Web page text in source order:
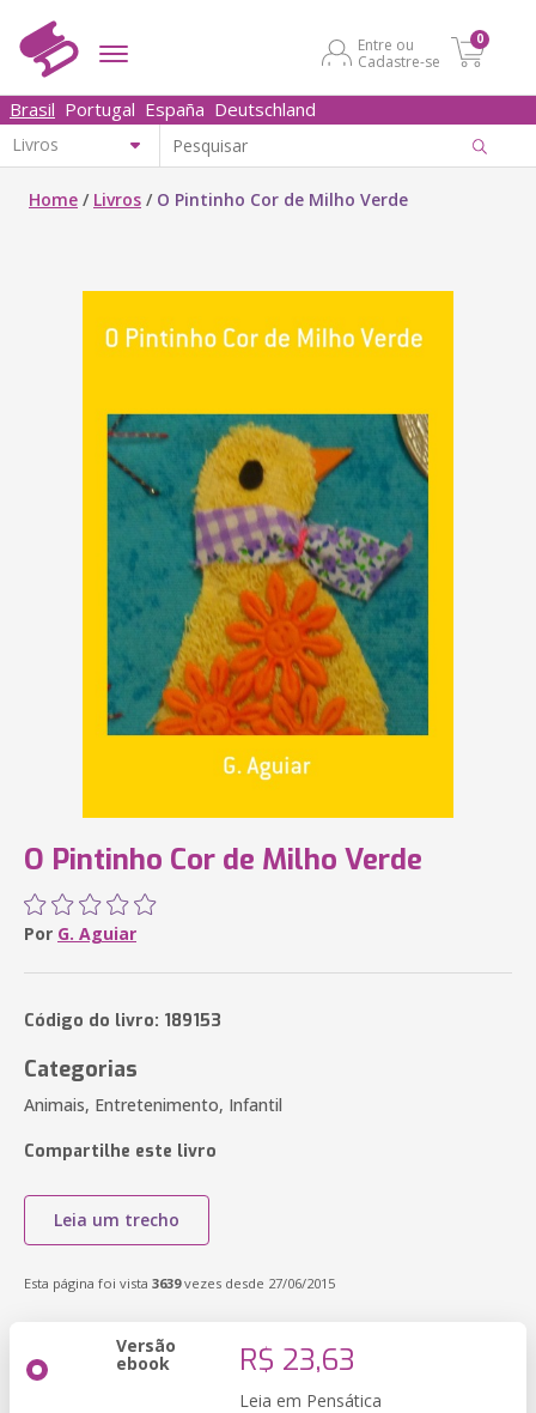
Entre ou
Cadastre-se
0
Brasil Portugal España Deutschland
Home / Livros / O Pintinho Cor de Milho Verde
O Pintinho Cor de Milho Verde
Por G. Aguiar
Código do livro: 189153
Categorias
Animais, Entretenimento, Infantil
Compartilhe este livro
Leia um trecho
Esta página foi vista 3639vezes desde 27/06/2015
Versão
ebook R$ 23,63
Leia em Pensática